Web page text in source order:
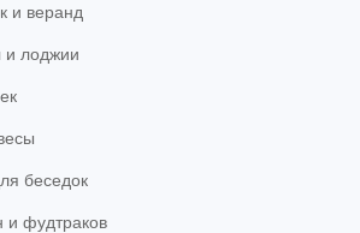
и веранд
лоджии
беседок
фудтраков